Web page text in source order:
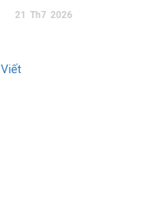
21 Th7 2026